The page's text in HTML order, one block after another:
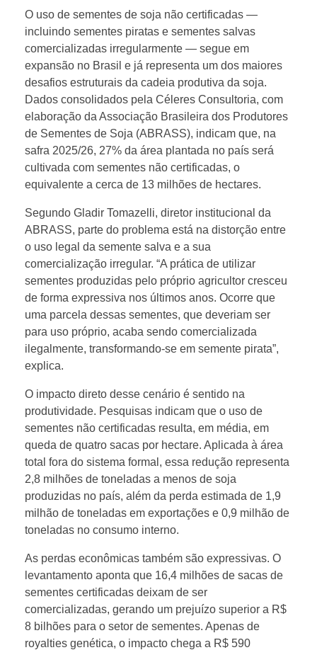
m
e
n
t
e
s
n
ã
o
c
e
r
t
i
f
i
O uso de sementes de soja não certificadas —
incluindo sementes piratas e sementes salvas
comercializadas irregularmente — segue em
expansão no Brasil e já representa um dos maiores
desafios estruturais da cadeia produtiva da soja.
Dados consolidados pela Céleres Consultoria, com
elaboração da Associação Brasileira dos Produtores
de Sementes de Soja (ABRASS), indicam que, na
safra 2025/26, 27% da área plantada no país será
cultivada com sementes não certificadas, o
equivalente a cerca de 13 milhões de hectares.
Segundo Gladir Tomazelli, diretor institucional da
ABRASS, parte do problema está na distorção entre
o uso legal da semente salva e a sua
comercialização irregular. “A prática de utilizar
sementes produzidas pelo próprio agricultor cresceu
de forma expressiva nos últimos anos. Ocorre que
uma parcela dessas sementes, que deveriam ser
para uso próprio, acaba sendo comercializada
ilegalmente, transformando-se em semente pirata”,
explica.
O impacto direto desse cenário é sentido na
produtividade. Pesquisas indicam que o uso de
sementes não certificadas resulta, em média, em
queda de quatro sacas por hectare. Aplicada à área
total fora do sistema formal, essa redução representa
2,8 milhões de toneladas a menos de soja
produzidas no país, além da perda estimada de 1,9
milhão de toneladas em exportações e 0,9 milhão de
toneladas no consumo interno.
As perdas econômicas também são expressivas. O
levantamento aponta que 16,4 milhões de sacas de
sementes certificadas deixam de ser
comercializadas, gerando um prejuízo superior a R$
8 bilhões para o setor de sementes. Apenas de
royalties genética, o impacto chega a R$ 590